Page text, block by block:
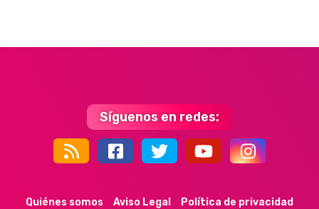
Síguenos en redes:
44k 9k 35k 352
Quiénes somos Aviso Legal
Política de privacidad